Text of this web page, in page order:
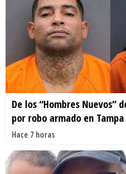
De los “Hombres Nuevos”
por robo armado en Tampa
Hace 7 horas